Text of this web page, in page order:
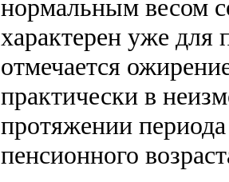
нормальным весом
характерен уже
отмечается
практически в
протяжении
пенсионного